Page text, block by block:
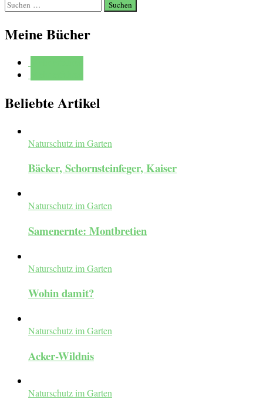
Suchen
nach:
Meine Bücher
Beliebte Artikel
Naturschutz im Garten
Bäcker, Schornsteinfeger, Kaiser
Naturschutz im Garten
Samenernte: Montbretien
Naturschutz im Garten
Wohin damit?
Naturschutz im Garten
Acker-Wildnis
Naturschutz im Garten